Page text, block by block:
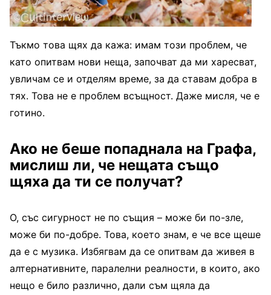
Тъкмо това щях да кажа: имам този проблем, че
като опитвам нови неща, започват да ми харесват,
увличам се и отделям време, за да ставам добра в
тях. Това не е проблем всъщност. Даже мисля, че е
готино.
Ако не беше попаднала на Графа,
мислиш ли, че нещата също
щяха да ти се получат?
О, със сигурност не по същия – може би по-зле,
може би по-добре. Това, което знам, е че все щеше
да е с музика. Избягвам да се опитвам да живея в
алтернативните, паралелни реалности, в които, ако
нещо е било различно, дали съм щяла да